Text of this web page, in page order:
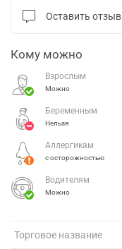
Оставить отзыв
Кому можно
Взрослым
Можно
Беременным
Нельзя
Аллергикам
с осторожностью
Водителям
Можно
Торговое название